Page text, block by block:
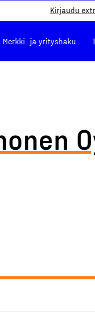
Kirjaudu
Merkki- ja yrityshaku